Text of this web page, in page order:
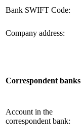
Bank SWIFT Code:
Company address:
Correspondent banks
Account in the
correspondent bank: